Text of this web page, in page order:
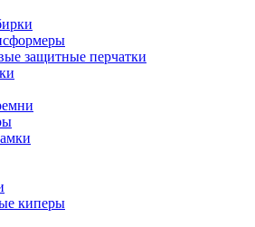
защитные перчатки
киперы